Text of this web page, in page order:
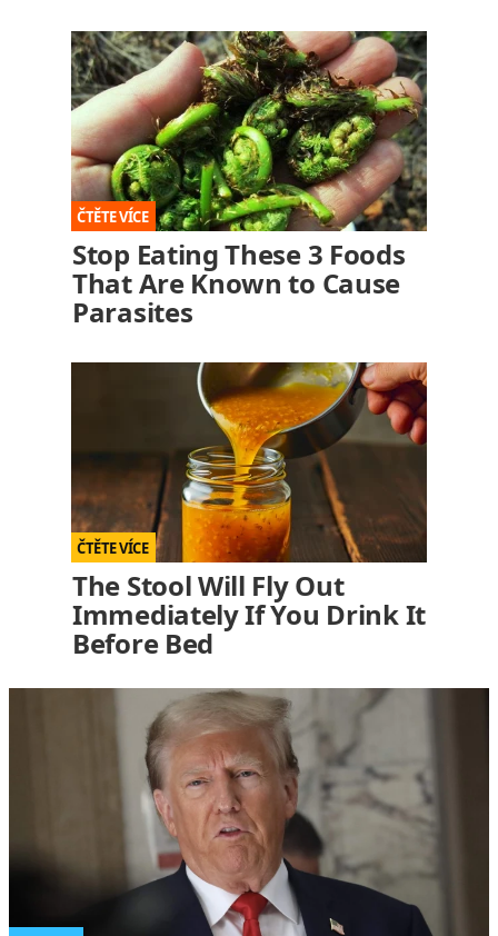
Stop Eating These 3 Foods
That Are Known to Cause
Parasites
The Stool Will Fly Out
Immediately If You Drink It
Before Bed